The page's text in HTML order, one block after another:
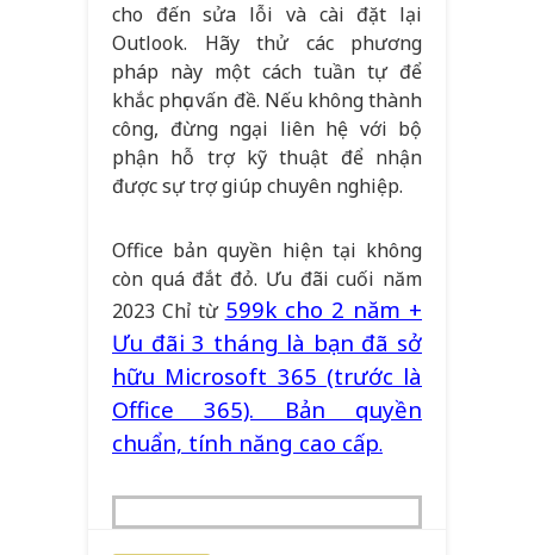
cho đến sửa lỗi và cài đặt lại
Outlook. Hãy thử các phương
pháp này một cách tuần tự để
khắc phục vấn đề. Nếu không thành
công, đừng ngại liên hệ với bộ
phận hỗ trợ kỹ thuật để nhận
được sự trợ giúp chuyên nghiệp.
Office bản quyền hiện tại không
còn quá đắt đỏ. Ưu đãi cuối năm
2023 Chỉ từ 599k cho 2 năm +
Ưu đãi 3 tháng là bạn đã sở
hữu Microsoft 365 (trước là
Office 365). Bản quyền
chuẩn, tính năng cao cấp.